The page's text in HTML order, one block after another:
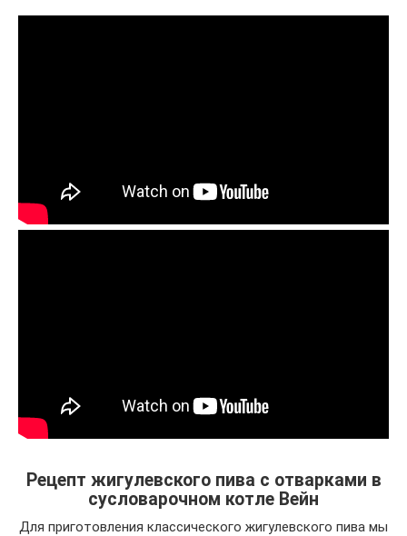
Рецепт жигулевского пива с отварками в
сусловарочном котле Вейн
Для приготовления классического жигулевского пива мы